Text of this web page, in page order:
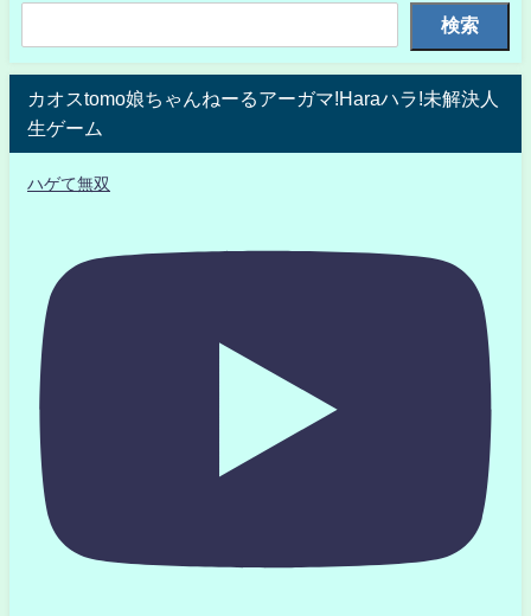
検索
カオスtomo娘ちゃんねーるアーガマ!Haraハラ!未解決人
生ゲーム
ハゲて無双